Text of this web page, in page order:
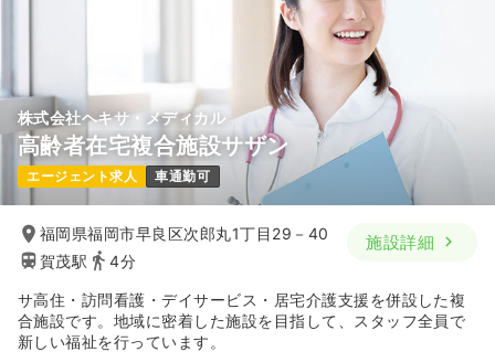
株式会社ヘキサ・メディカル
高齢者在宅複合施設サザン
エージェント求人 車通勤可
福岡県福岡市早良区次郎丸1丁目29－40
賀茂駅
4分
施設詳細
サ高住・訪問看護・デイサービス・居宅介護支援を併設した複
合施設です。地域に密着した施設を目指して、スタッフ全員で
新しい福祉を行っています。